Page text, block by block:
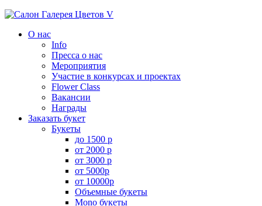
О нас
Info
Пресса о нас
Мероприятия
Участие в конкурсах и проектах
Flower Class
Вакансии
Награды
Заказать букет
Букеты
до 1500 р
от 2000 р
от 3000 р
от 5000р
от 10000р
Объемные букеты
Mono букеты